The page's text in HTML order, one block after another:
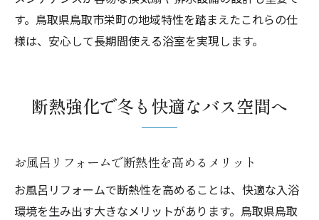
す。鳥取県鳥取市栄町の地域特性を踏まえたこれらの仕
様は、安心して長期間使える浴室を実現します。
断熱強化で冬も快適なバス空間へ
お風呂リフォームで断熱性を高めるメリット
お風呂リフォームで断熱性を高めることは、快適な入浴
環境を生み出す大きなメリットがあります。鳥取県鳥取